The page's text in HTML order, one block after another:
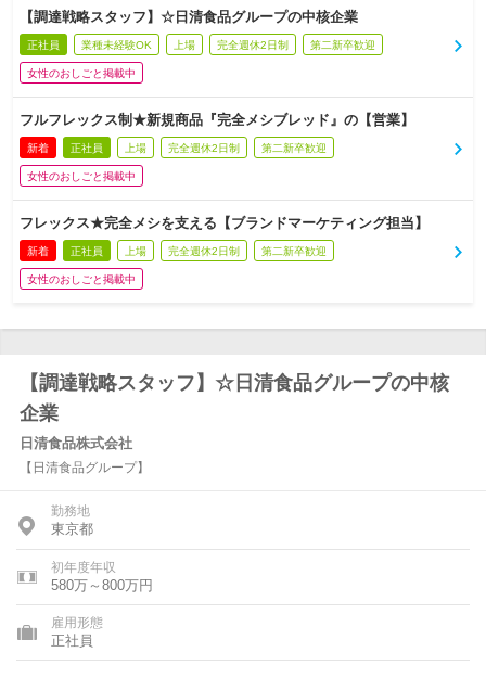
【調達戦略スタッフ】☆日清食品グループの中核企業
正社員 業種未経験OK 上場 完全週休2日制 第二新卒歓迎
女性のおしごと掲載中
フルフレックス制★新規商品『完全メシブレッド』の【営業】
新着 正社員 上場 完全週休2日制 第二新卒歓迎
女性のおしごと掲載中
フレックス★完全メシを支える【ブランドマーケティング担当】
新着 正社員 上場 完全週休2日制 第二新卒歓迎
女性のおしごと掲載中
【調達戦略スタッフ】☆日清食品グループの中核
企業
日清食品株式会社
【日清食品グループ】
勤務地
東京都
初年度年収
580万～800万円
雇用形態
正社員